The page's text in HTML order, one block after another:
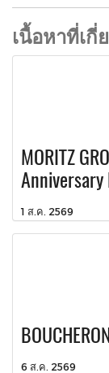
เนื้อหาที่เกี่
MORITZ
Anniversary
1 ส.ค. 2569
6 ส.ค. 2569